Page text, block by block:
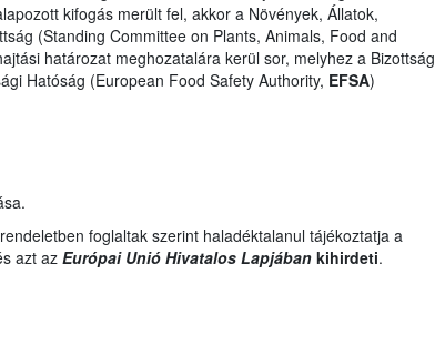
kifogás merült fel, akkor a Növények, Állatok,
(Standing Committee on Plants, Animals, Food and
határozat meghozatalára kerül sor, melyhez a Bizottság
Hatóság (European Food Safety Authority, EFSA)
foglaltak szerint haladéktalanul tájékoztatja a
azt az Európai Unió Hivatalos Lapjában kihirdeti.